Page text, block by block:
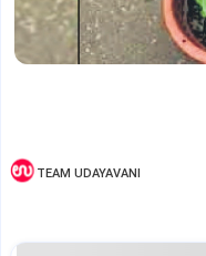
TEAM UDAYAVANI